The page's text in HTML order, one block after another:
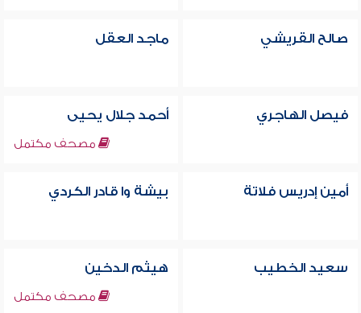
صالح القريشي ماجد العقل
فيصل الهاجري أحمد جلال يحيى
مصحف مكتمل
أمين إدريس فلاتة بيشة وا قادر الكردي
سعيد الخطيب هيثم الدخين
مصحف مكتمل